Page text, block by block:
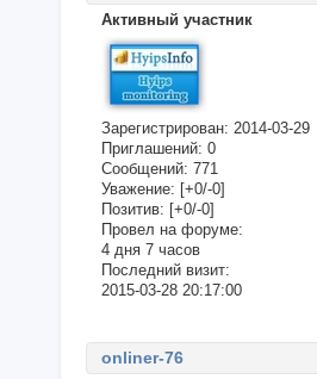
Активный участник
Зарегистрирован: 2014-03-29
Приглашений: 0
Сообщений: 771
Уважение: [+0/-0]
Позитив: [+0/-0]
Провел на форуме:
4 дня 7 часов
Последний визит:
2015-03-28 20:17:00
onliner-76